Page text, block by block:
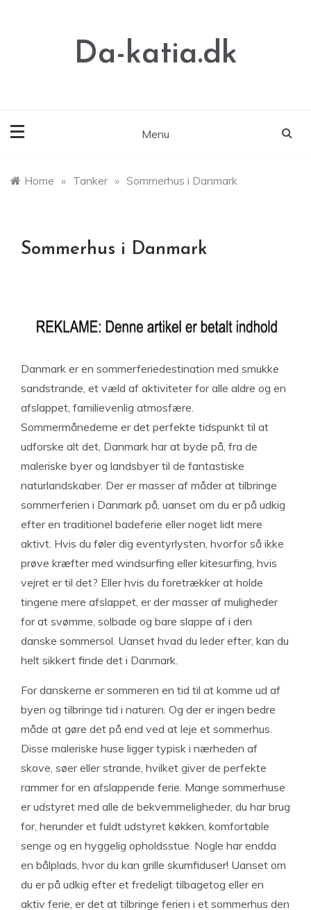
Da-katia.dk
Menu
Home » Tanker » Sommerhus i Danmark
Sommerhus i Danmark
Danmark er en sommerferiedestination med smukke
sandstrande, et væld af aktiviteter for alle aldre og en
afslappet, familievenlig atmosfære.
Sommermånederne er det perfekte tidspunkt til at
udforske alt det, Danmark har at byde på, fra de
maleriske byer og landsbyer til de fantastiske
naturlandskaber. Der er masser af måder at tilbringe
sommerferien i Danmark på, uanset om du er på udkig
efter en traditionel badeferie eller noget lidt mere
aktivt. Hvis du føler dig eventyrlysten, hvorfor så ikke
prøve kræfter med windsurfing eller kitesurfing, hvis
vejret er til det? Eller hvis du foretrækker at holde
tingene mere afslappet, er der masser af muligheder
for at svømme, solbade og bare slappe af i den
danske sommersol. Uanset hvad du leder efter, kan du
helt sikkert finde det i Danmark.
For danskerne er sommeren en tid til at komme ud af
byen og tilbringe tid i naturen. Og der er ingen bedre
måde at gøre det på end ved at leje et sommerhus.
Disse maleriske huse ligger typisk i nærheden af
skove, søer eller strande, hvilket giver de perfekte
rammer for en afslappende ferie. Mange sommerhuse
er udstyret med alle de bekvemmeligheder, du har brug
for, herunder et fuldt udstyret køkken, komfortable
senge og en hyggelig opholdsstue. Nogle har endda
en bålplads, hvor du kan grille skumfiduser! Uanset om
du er på udkig efter et fredeligt tilbagetog eller en
aktiv ferie, er det at tilbringe ferien i et sommerhus den